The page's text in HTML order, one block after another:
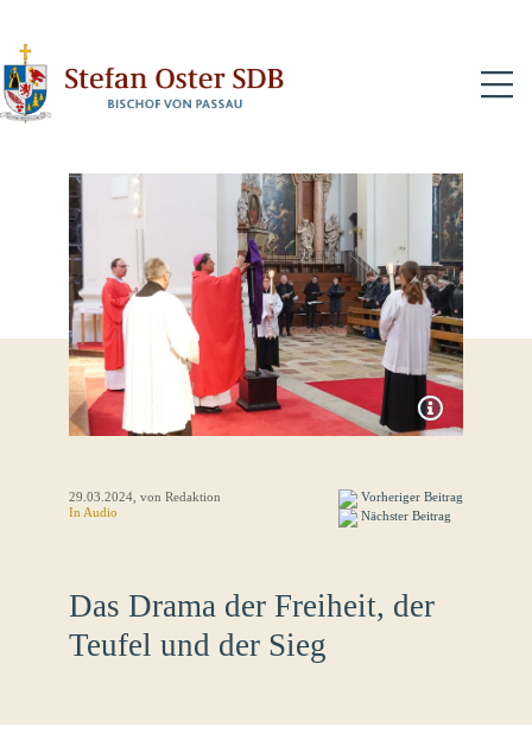
29.03.2024 , von Redaktion
In Audio
Vorheriger Beitrag
Nächster Beitrag
Das Drama der Freiheit, der
Teufel und der Sieg